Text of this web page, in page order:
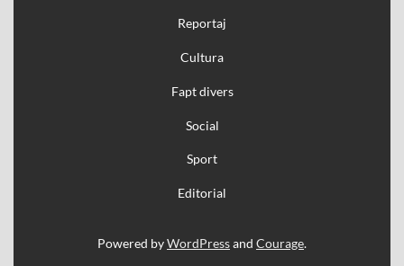
Reportaj
Cultura
Fapt divers
Social
Sport
Editorial
Powered byWordPressand Courage.